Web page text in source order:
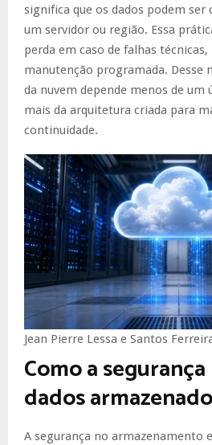
significa que os dados podem ser
um servidor ou região. Essa
perda em caso de falhas
manutenção programada. Desse
da nuvem depende menos de um
mais da arquitetura criada para
continuidade.
Jean Pierre Lessa e Santos
Como a
dados
A segurança no armazenamento